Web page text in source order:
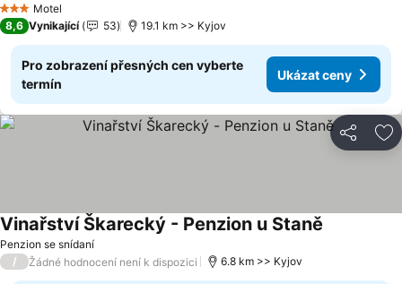
3 Počet hvězdiček
Motel
8,6 Vynikající 53 19.1 km >> Kyjov
Pro zobrazení přesných cen vyberte
termín
Ukázat ceny
Sdílet
Penzion se snídaní
Vinařství Škarecký - Penzion u Staně
/ Žádné hodnocení není k dispozici 6.8 km >> Kyjov